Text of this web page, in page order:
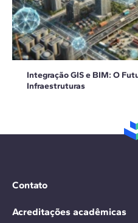
Integração GIS e BIM: O
Infraestruturas
Contato
Acreditações acadêmicas